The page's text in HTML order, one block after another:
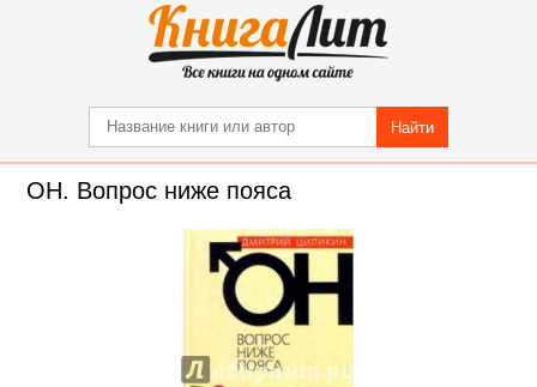
Найти
ОН. Вопрос ниже пояса